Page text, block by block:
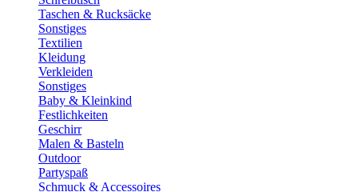
Taschen & Rucksäcke
Sonstiges
Textilien
Kleidung
Verkleiden
Sonstiges
Baby & Kleinkind
Festlichkeiten
Geschirr
Malen & Basteln
Outdoor
Partyspaß
Schmuck & Accessoires